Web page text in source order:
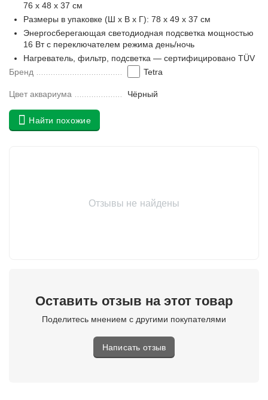
76 x 48 x 37 см
Размеры в упаковке (Ш x В x Г): 78 x 49 x 37 см
Энергосберегающая светодиодная подсветка мощностью
16 Вт с переключателем режима день/ночь
Нагреватель, фильтр, подсветка — сертифицировано TÜV
Бренд
Tetra
Цвет аквариума Чёрный
Найти похожие
Отзывы не найдены
Оставить отзыв на этот товар
Поделитесь мнением с другими покупателями
Написать отзыв